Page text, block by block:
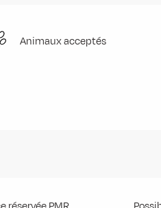
Animaux acceptés